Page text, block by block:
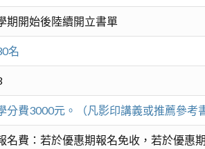
期開始後陸續開立書單
名
分費3000元。（凡影印講義或推薦參考
名費：若於優惠期報名免收，若於優惠